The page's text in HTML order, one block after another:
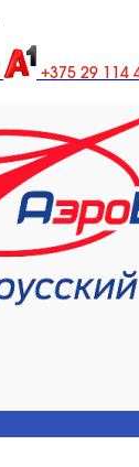
+375 29 114